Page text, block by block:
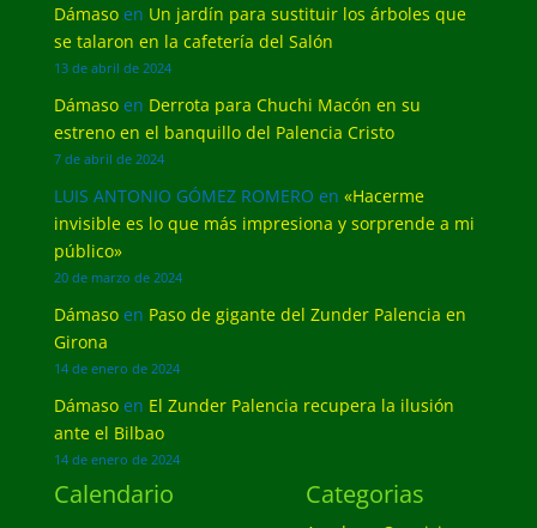
Dámasoen Un jardín para sustituir los árboles que
se talaron en la cafetería del Salón
13 de abril de 2024
Dámasoen Derrota para Chuchi Macón en su
estreno en el banquillo del Palencia Cristo
7 de abril de 2024
LUIS ANTONIO GÓMEZ ROMERO en «Hacerme
invisible es lo que más impresiona y sorprende a mi
público»
20 de marzo de 2024
Dámasoen Paso de gigante del Zunder Palencia en
Girona
14 de enero de 2024
Dámasoen El Zunder Palencia recupera la ilusión
ante el Bilbao
14 de enero de 2024
Calendario Categorias